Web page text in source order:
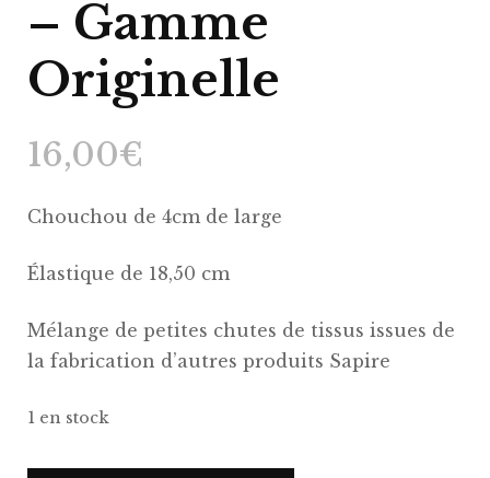
– Gamme
Originelle
16,00€
Chouchou de 4cm de large
Élastique de 18,50 cm
Mélange de petites chutes de tissus issues de
la fabrication d’autres produits Sapire
1 en stock
quantité